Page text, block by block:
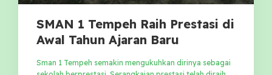
SMAN 1 Tempeh Raih Prestasi di
Awal Tahun Ajaran Baru
Sman 1 Tempeh semakin mengukuhkan dirinya sebagai